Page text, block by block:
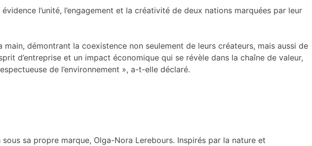
l’unité, l’engagement et la créativité de deux nations marquées par leur
démontrant la coexistence non seulement de leurs créateurs, mais aussi de
d’entreprise et un impact économique qui se révèle dans la chaîne de valeur,
de l’environnement », a-t-elle déclaré.
sa propre marque, Olga-Nora Lerebours. Inspirés par la nature et